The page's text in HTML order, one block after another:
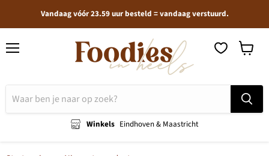
Vandaag vóór 23.59 uur besteld = vandaag verstuurd.
Winkels Eindhoven & Maastricht